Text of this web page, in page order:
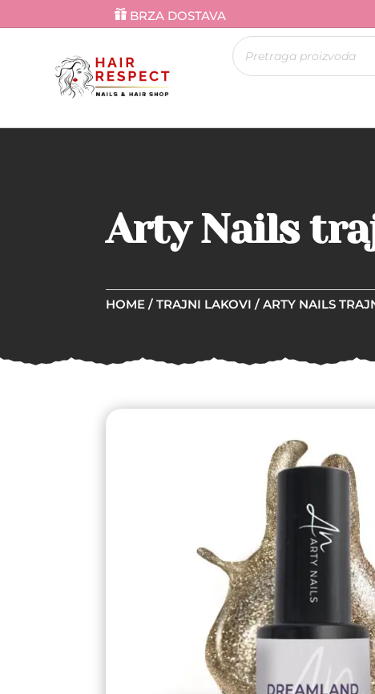
BRZA DOSTAVA
Products
search
Arty Nails
HOME / TRAJNI LAKOVI / ARTY NAILS